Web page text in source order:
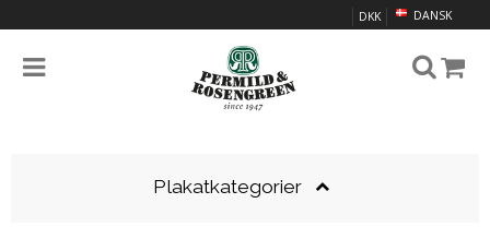
DANSK
DKK
Plakatkategorier